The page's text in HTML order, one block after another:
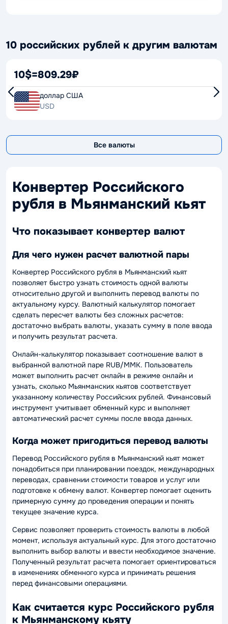
10 российских рублей к другим валютам
10$=809.29₽
доллар США
USD
Все валюты
Конвертер Российского
рубля в Мьянманский кьят
Что показывает конвертер валют
Для чего нужен расчет валютной пары
Конвертер Российского рубля в Мьянманский кьят
позволяет быстро узнать стоимость одной валюты
относительно другой и выполнить перевод валюты по
актуальному курсу. Валютный калькулятор помогает
сделать пересчет валюты без сложных расчетов:
достаточно выбрать валюты, указать сумму в поле ввода
и получить результат расчета.
Онлайн-калькулятор показывает соотношение валют в
выбранной валютной паре RUB/MMK. Пользователь
может выполнить расчет онлайн в режиме онлайн и
узнать, сколько Мьянманских кьятов соответствует
указанному количеству Российских рублей. Финансовый
инструмент учитывает обменный курс и выполняет
автоматический расчет суммы после ввода данных.
Когда может пригодиться перевод валюты
Перевод Российского рубля в Мьянманский кьят может
понадобиться при планировании поездок, международных
переводах, сравнении стоимости товаров и услуг или
подготовке к обмену валют. Конвертер помогает оценить
примерную сумму до проведения операции и понять
текущее значение курса.
Сервис позволяет проверить стоимость валюты в любой
момент, используя актуальный курс. Для этого достаточно
выполнить выбор валюты и ввести необходимое значение.
Полученный результат расчета помогает ориентироваться
в изменениях обменного курса и принимать решения
перед финансовыми операциями.
Как считается курс Российского рубля
к Мьянманскому кьяту